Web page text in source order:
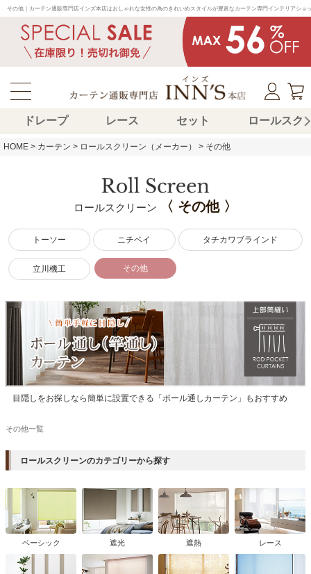
その他｜カーテン通販専門店インズ本店はおしゃれな女性の為のきれいめスタイルが豊富なカーテン専門インテリアショ
ドレープ レース セット ロールスク
HOME カーテン ロールスクリーン（メーカー） その他
ロールスクリーン 〈 その他 〉
トーソー ニチベイ タチカワブラインド
立川機工 その他
目隠しをお探しなら簡単に設置できる「ポール通しカーテン」もおすすめ
その他一覧
ロールスクリーンのカテゴリーから探す
ベーシック 遮光 遮熱 レース